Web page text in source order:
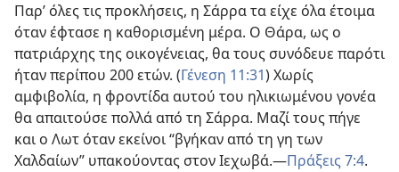
Παρ’ όλες τις προκλήσεις, η Σάρρα τα είχε όλα έτοιμα
όταν έφτασε η καθορισμένη μέρα. Ο Θάρα, ως ο
πατριάρχης της οικογένειας, θα τους συνόδευε παρότι
ήταν περίπου 200 ετών. (Γένεση 11:31) Χωρίς
αμφιβολία, η φροντίδα αυτού του ηλικιωμένου γονέα
θα απαιτούσε πολλά από τη Σάρρα. Μαζί τους πήγε
και ο Λωτ όταν εκείνοι “βγήκαν από τη γη των
Χαλδαίων” υπακούοντας στον Ιεχωβά.​—Πράξεις 7:4.